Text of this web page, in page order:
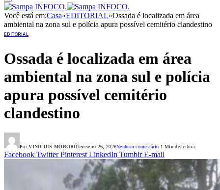
Você está em:Casa»EDITORIAL»Ossada é localizada em área
ambiental na zona sul e polícia apura possível cemitério clandestino
EDITORIAL
Ossada é localizada em área
ambiental na zona sul e polícia
apura possível cemitério
clandestino
Por VINICIUS MORORÓfevereiro 26, 2026Nenhum comentário 1 Min de leitura
Facebook Twitter Pinterest LinkedIn Tumblr E-mail